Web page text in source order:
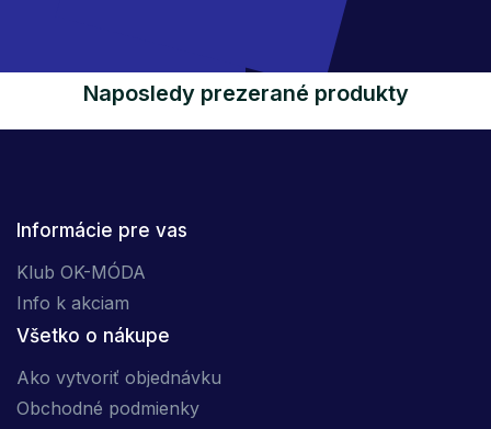
Naposledy prezerané produkty
Informácie pre vas
Klub OK-MÓDA
Info k akciam
Všetko o nákupe
Ako vytvoriť objednávku
Obchodné podmienky